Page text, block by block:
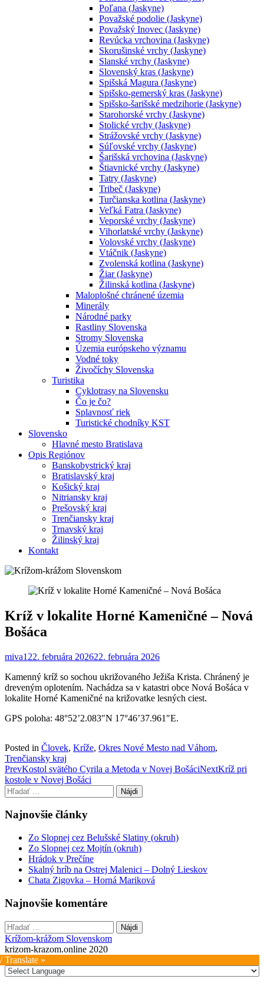
Poľana (Jaskyne)
Považské podolie (Jaskyne)
Považský Inovec (Jaskyne)
Revúcka vrchovina (Jaskyne)
Skorušinské vrchy (Jaskyne)
Slanské vrchy (Jaskyne)
Slovenský kras (Jaskyne)
Spišská Magura (Jaskyne)
Spišsko-gemerský kras (Jaskyne)
Spišsko-šarišské medzihorie (Jaskyne)
Starohorské vrchy (Jaskyne)
Stolické vrchy (Jaskyne)
Strážovské vrchy (Jaskyne)
Súľovské vrchy (Jaskyne)
Šarišská vrchovina (Jaskyne)
Štiavnické vrchy (Jaskyne)
Tatry (Jaskyne)
Tribeč (Jaskyne)
Turčianska kotlina (Jaskyne)
Veľká Fatra (Jaskyne)
Veporské vrchy (Jaskyne)
Vihorlatské vrchy (Jaskyne)
Volovské vrchy (Jaskyne)
Vtáčnik (Jaskyne)
Zvolenská kotlina (Jaskyne)
Žiar (Jaskyne)
Žilinská kotlina (Jaskyne)
Maloplošné chránené územia
Minerály
Národné parky
Rastliny Slovenska
Stromy Slovenska
Územia európskeho významu
Vodné toky
Živočíchy Slovenska
Turistika
Cyklotrasy na Slovensku
Čo je čo?
Splavnosť riek
Turistické chodníky KST
Slovensko
Hlavné mesto Bratislava
Opis Regiónov
Banskobystrický kraj
Bratislavský kraj
Košický kraj
Nitriansky kraj
Prešovský kraj
Trenčiansky kraj
Trnavský kraj
Žilinský kraj
Kontakt
Kríž v lokalite Horné Kameničné – Nová
Bošáca
miva1 22. februára 202622. februára 2026
Kamenný kríž so sochou ukrižovaného Ježiša Krista. Chránený je
dreveným oplotením. Nachádza sa v katastri obce Nová Bošáca v
lokalite Horné Kameničné na križovatke lesných ciest.
GPS poloha: 48°52’2.083″N 17°46’37.961″E.
Posted in Človek, Kríže, Okres Nové Mesto nad Váhom,
Trenčiansky kraj
Post
navigation
PrevKostol svätého Cyrila a Metoda v Novej BošáciNextKríž pri
kostole v Novej Bošáci
Hľadať:
Najnovšie články
Zo Slopnej cez Belušské Slatiny (okruh)
Zo Slopnej cez Mojtín (okruh)
Hrádok v Prečíne
Skalný hríb na Ostrej Malenici – Dolný Lieskov
Chata Zigovka – Horná Mariková
Najnovšie komentáre
Hľadať:
Krížom-krážom Slovenskom
krizom-krazom.online 2020
Translate »